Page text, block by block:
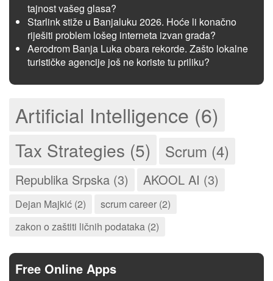
tajnost vašeg glasa?
Starlink stiže u Banjaluku 2026. Hoće li konačno
riješiti problem lošeg interneta izvan grada?
Aerodrom Banja Luka obara rekorde. Zašto lokalne
turističke agencije još ne koriste tu priliku?
Artificial Intelligence (6)
Tax Strategies (5) Scrum (4)
Republika Srpska (3) AKOOL AI (3)
Dejan Majkić (2)
scrum career (2)
zakon o zaštiti ličnih podataka (2)
Free Online Apps